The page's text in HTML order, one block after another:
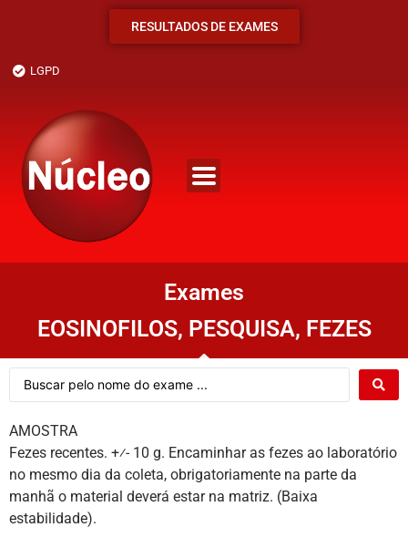
RESULTADOS DE EXAMES
LGPD
Exames
EOSINOFILOS, PESQUISA, FEZES
AMOSTRA
Fezes recentes. +⁄- 10 g. Encaminhar as fezes ao laboratório
no mesmo dia da coleta, obrigatoriamente na parte da
manhã o material deverá estar na matriz. (Baixa
estabilidade).